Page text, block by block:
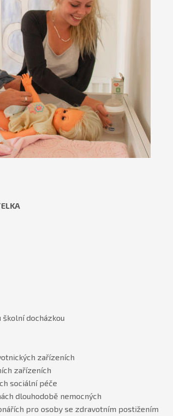
docházkou
zařízeních
zařízeních
sociální péče
dlouhodobě nemocných
pro osoby se zdravotním postižením